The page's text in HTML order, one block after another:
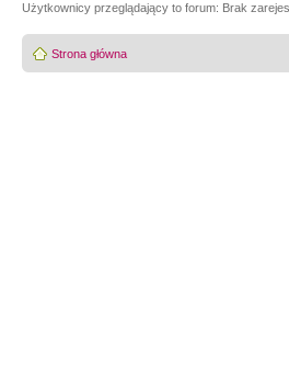
Użytkownicy przeglądający to forum: Brak
Strona główna